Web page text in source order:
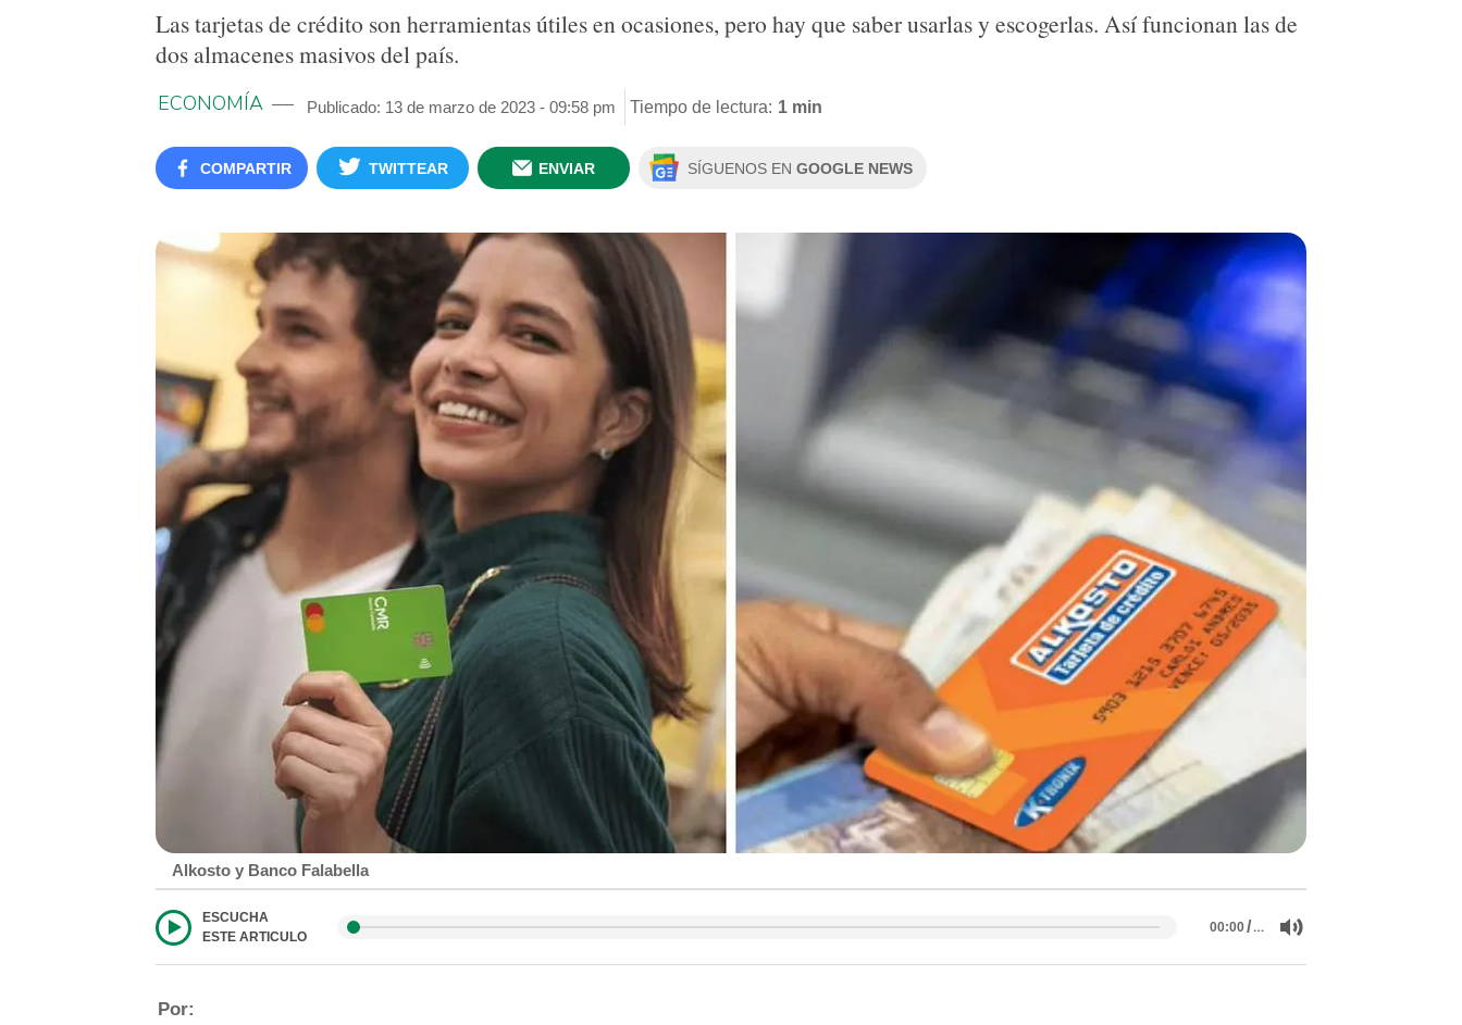
Las tarjetas de crédito son herramientas útiles en ocasiones, pero hay que saber usarlas y escogerlas. Así funcionan las de
dos almacenes masivos del país.
ECONOMÍA Publicado: 13 de marzo de 2023 - 09:58 pm Tiempo de lectura: 1 min
COMPARTIR TWITTEAR ENVIAR SÍGUENOS EN GOOGLE NEWS
Alkosto y Banco Falabella
ESCUCHA
ESTE ARTICULO
00:00/…
Por: